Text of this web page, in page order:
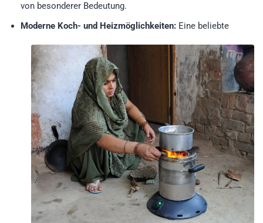
von besonderer Bedeutung.
Moderne Koch- und Heizmöglichkeiten: Eine beliebte